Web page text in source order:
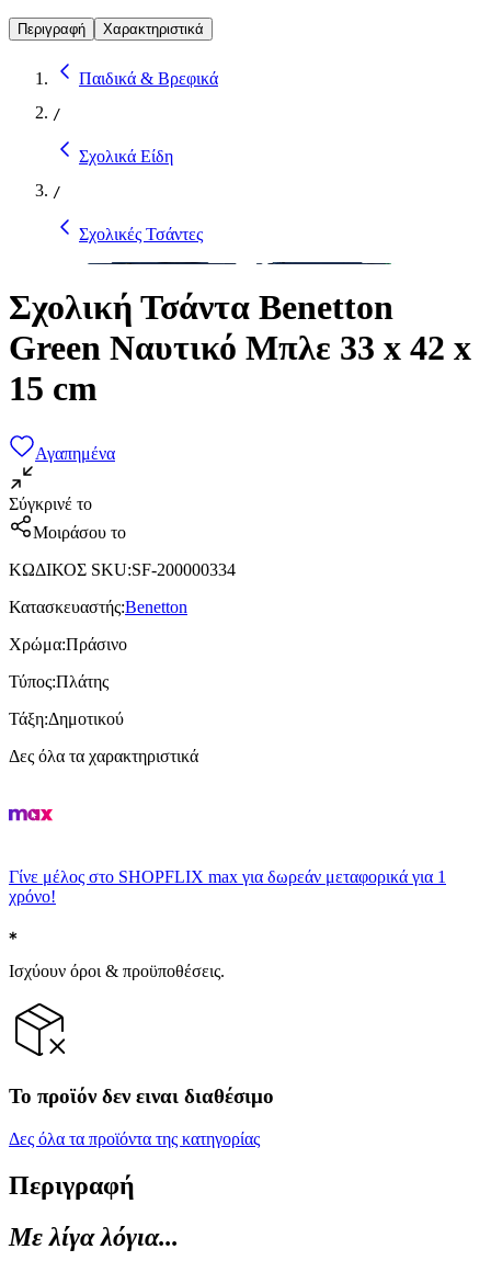
Περιγραφή Χαρακτηριστικά
Παιδικά & Βρεφικά
/
Σχολικά Είδη
/
Σχολικές Τσάντες
Σχολική Τσάντα Benetton
Green Ναυτικό Μπλε 33 x 42 x
15 cm
Αγαπημένα
Σύγκρινέ το
Μοιράσου το
ΚΩΔΙΚΟΣ SKU:SF-200000334
Κατασκευαστής:Benetton
Χρώμα:Πράσινο
Τύπος:Πλάτης
Τάξη:Δημοτικού
Δες όλα τα χαρακτηριστικά
Γίνε μέλος στο SHOPFLIX max για δωρεάν μεταφορικά για 1
χρόνο!
Ισχύουν όροι & προϋποθέσεις.
Το προϊόν δεν ειναι διαθέσιμο
Δες όλα τα προϊόντα της κατηγορίας
Περιγραφή
Με λίγα λόγια...